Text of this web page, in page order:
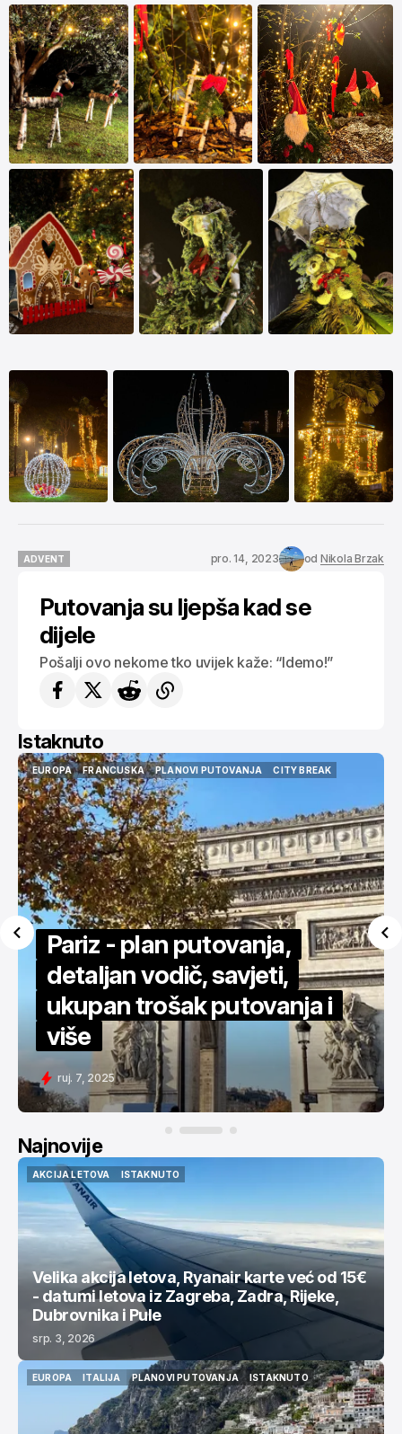
ADVENT
pro. 14, 2023 od Nikola Brzak
Putovanja su ljepša kad se
dijele
Pošalji ovo nekome tko uvijek kaže: “Idemo!”
Istaknuto
EUROPA
EUROPA
FRANCUSKA
FRANCUSKA
PLANOVI PUTOVANJA
PLANOVI PUTOVANJA
CITY BREAK
Pariz - plan putovanja,
detaljan vodič, savjeti,
ukupan trošak putovanja i
više
ruj. 7, 2025
Najnovije
AKCIJA LETOVA
AKCIJA LETOVA
ISTAKNUTO
Velika akcija letova, Ryanair karte već od 15€
- datumi letova iz Zagreba, Zadra, Rijeke,
Dubrovnika i Pule
srp. 3, 2026
EUROPA
ITALIJA
ITALIJA
PLANOVI PUTOVANJA
PLANOVI PUTOVANJA
ISTAKNUTO
ISTAKNUTO